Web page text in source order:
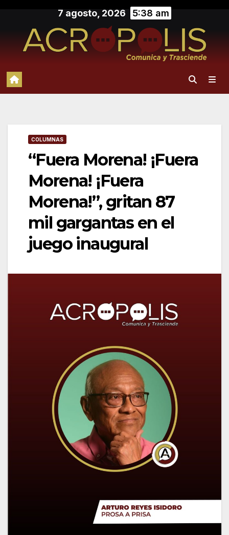
contenido
7 agosto, 2026 5:38 am
COLUMNAS
“Fuera Morena! ¡Fuera
Morena! ¡Fuera
Morena!”, gritan 87
mil gargantas en el
juego inaugural